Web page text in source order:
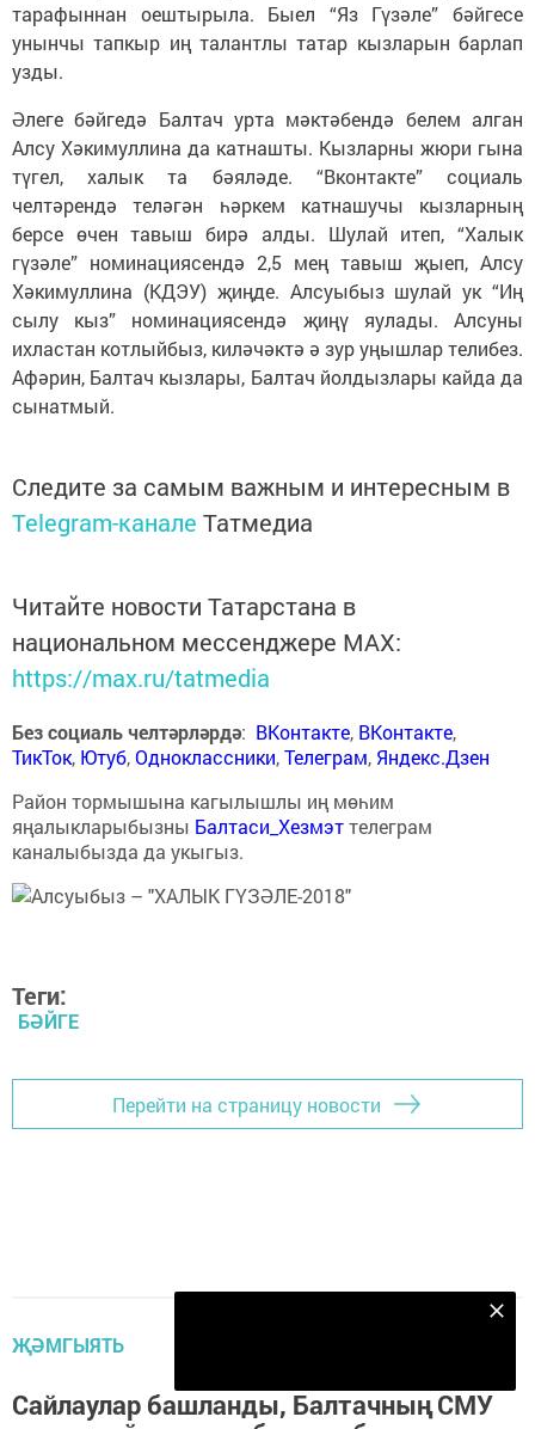
тарафыннан оештырыла. Быел “Яз Гүзәле” бәйгесе
унынчы тапкыр иң талантлы татар кызларын барлап
узды.
Әлеге бәйгедә Балтач урта мәктәбендә белем алган
Алсу Хәкимуллина да катнашты. Кызларны жюри гына
түгел, халык та бәяләде. “Вконтакте” социаль
челтәрендә теләгән һәркем катнашучы кызларның
берсе өчен тавыш бирә алды. Шулай итеп, “Халык
гүзәле” номинациясендә 2,5 мең тавыш җыеп, Алсу
Хәкимуллина (КДЭУ) җиңде. Алсуыбыз шулай ук “Иң
сылу кыз” номинациясендә җиңү яулады. Алсуны
ихластан котлыйбыз, киләчәктә ә зур уңышлар телибез.
Афәрин, Балтач кызлары, Балтач йолдызлары кайда да
сынатмый.
Следите за самым важным и интересным в
Telegram-канале Татмедиа
Читайте новости Татарстана в
национальном мессенджере MАХ:
https://max.ru/tatmedia
Без социаль челтәрләрдә: ВКонтакте, ВКонтакте,
ТикТок, Ютуб,Одноклассники,Телеграм, Яндекс.Дзен
Район тормышына кагылышлы иң мөһим
яңалыкларыбызны Балтаси_Хезмэттелеграм
каналыбызда да укыгыз.
Теги:
БӘЙГЕ
Перейти на страницу новости
ҖӘМГЫЯТЬ
Сайлаулар башланды, Балтачның СМУ